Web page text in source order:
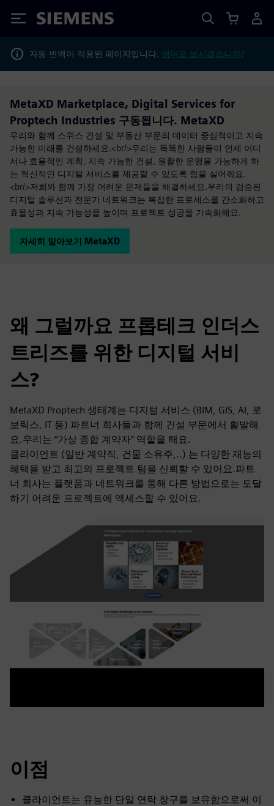
Siemens
자동 번역이 적용된 페이지입니다. 영어로 보시겠습니까?
MetaXD Marketplace, Digital Services for
Proptech Industries 구동됩니다. MetaXD
우리와 함께 스위스 건설 및 부동산 부문의 데이터 중심적이고 지속
가능한 미래를 건설하세요.<br/>우리는 똑똑한 사람들이 언제 어디
서나 효율적인 계획, 지속 가능한 건설, 원활한 운영을 가능하게 하
는 혁신적인 디지털 서비스를 제공할 수 있도록 힘을 실어줘요.
<br/>저희와 함께 가장 어려운 문제들을 해결하세요.우리의 검증된
디지털 솔루션과 전문가 네트워크는 복잡한 프로세스를 간소화하고
효율성과 지속 가능성을 높이며 프로젝트 성공을 가속화해요.
자세히 알아보기 MetaXD
왜 그럴까요 프롭테크 인더스
트리즈를 위한 디지털 서비
스?
MetaXD Proptech 생태계는 디지털 서비스 (BIM, GIS, AI, 로
보틱스, IT 등) 파트너 회사들과 함께 건설 부문에서 활발해
요.우리는 “가상 종합 계약자” 역할을 해요.
클라이언트 (일반 계약직, 건물 소유주,..) 는 다양한 재능의
혜택을 받고 최고의 프로젝트 팀을 신뢰할 수 있어요.파트
너 회사는 플랫폼과 네트워크를 통해 다른 방법으로는 도달
하기 어려운 프로젝트에 액세스할 수 있어요.
이점
클라이언트는 유능한 단일 연락 창구를 보유함으로써 이